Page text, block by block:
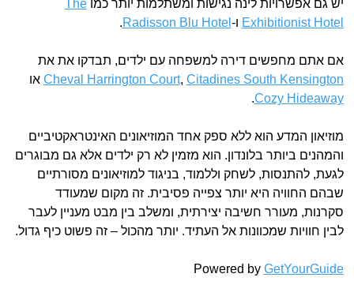
יש גם אפשרויות לינה נגישות ומשתלמות יותר כמוThe
Exhibitionist Hotel ו- Radisson Blu Hotel
.
אם אתם מחפשים דירה למשפחה עם ילדים, תבדקו את את
Cheval Harrington Court, Citadines South Kensington
או
Cozy Hideaway
.
מוזיאון המדע הוא ללא ספק אחד המוזיאונים האינטראקטיביים
והמהנים ביותר בלונדון. הוא מזמין לא רק ילדים אלא גם מבוגרים
לגעת, להתנסות, לשחק וללמוד, בניגוד למוזיאונים מסורתיים
שבהם החוויה היא יותר צפייה פסיבית. זה מקום שמעודד
סקרנות, מעורר חשיבה יצירתית, ומשלב בין מבט מעניין לעבר
לבין חוויות שמכוונות אל העתיד. יותר מהכול – זה פשוט כיף גדול.
Powered by GetYourGuide